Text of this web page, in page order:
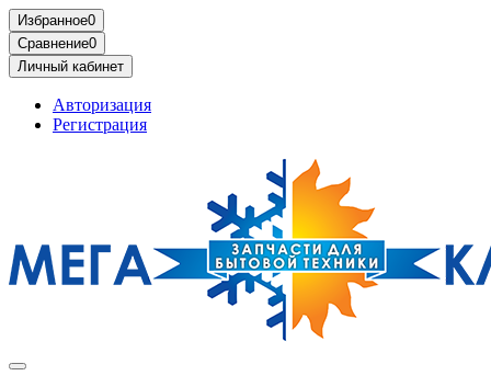
Избранное0
Сравнение0
Личный кабинет
Авторизация
Регистрация